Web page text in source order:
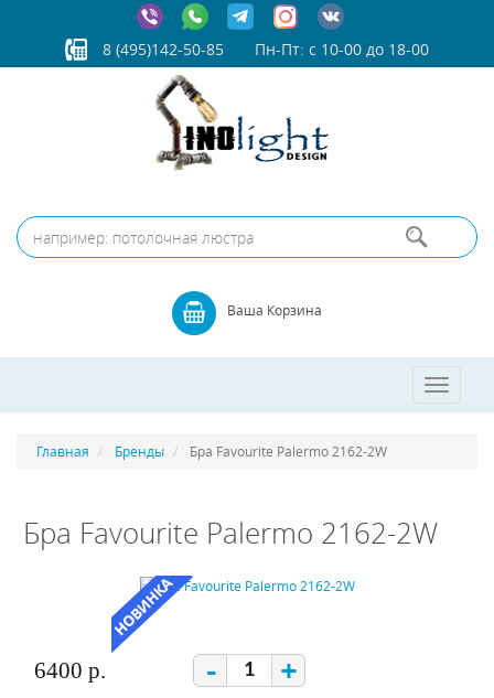
8 (495)142-50-85 Пн-Пт: с 10-00 до 18-00
Ваша Корзина
Toggle
Главная Бренды Бра Favourite Palermo 2162-2W
Бра Favourite Palermo 2162-2W
6400 р. - +